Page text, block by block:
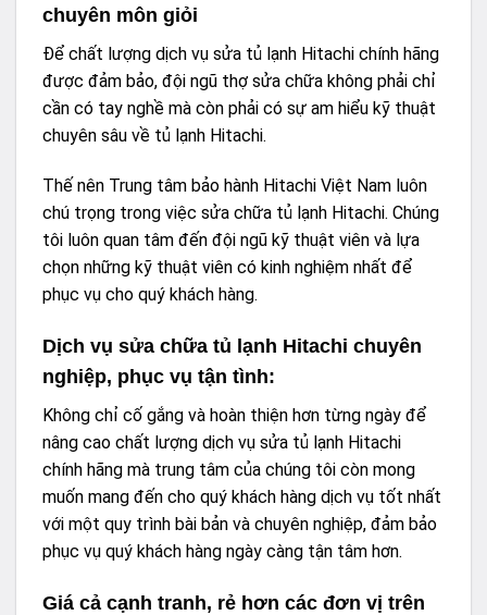
chuyên môn giỏi
Để chất lượng dịch vụ sửa tủ lạnh Hitachi chính hãng
được đảm bảo, đội ngũ thợ sửa chữa không phải chỉ
cần có tay nghề mà còn phải có sự am hiểu kỹ thuật
chuyên sâu về tủ lạnh Hitachi.
Thế nên Trung tâm bảo hành Hitachi Việt Nam luôn
chú trọng trong việc sửa chữa tủ lạnh Hitachi. Chúng
tôi luôn quan tâm đến đội ngũ kỹ thuật viên và lựa
chọn những kỹ thuật viên có kinh nghiệm nhất để
phục vụ cho quý khách hàng.
Dịch vụ sửa chữa tủ lạnh Hitachi chuyên
nghiệp, phục vụ tận tình:
Không chỉ cố gắng và hoàn thiện hơn từng ngày để
nâng cao chất lượng dịch vụ sửa tủ lạnh Hitachi
chính hãng mà trung tâm của chúng tôi còn mong
muốn mang đến cho quý khách hàng dịch vụ tốt nhất
với một quy trình bài bản và chuyên nghiệp, đảm bảo
phục vụ quý khách hàng ngày càng tận tâm hơn.
Giá cả cạnh tranh, rẻ hơn các đơn vị trên